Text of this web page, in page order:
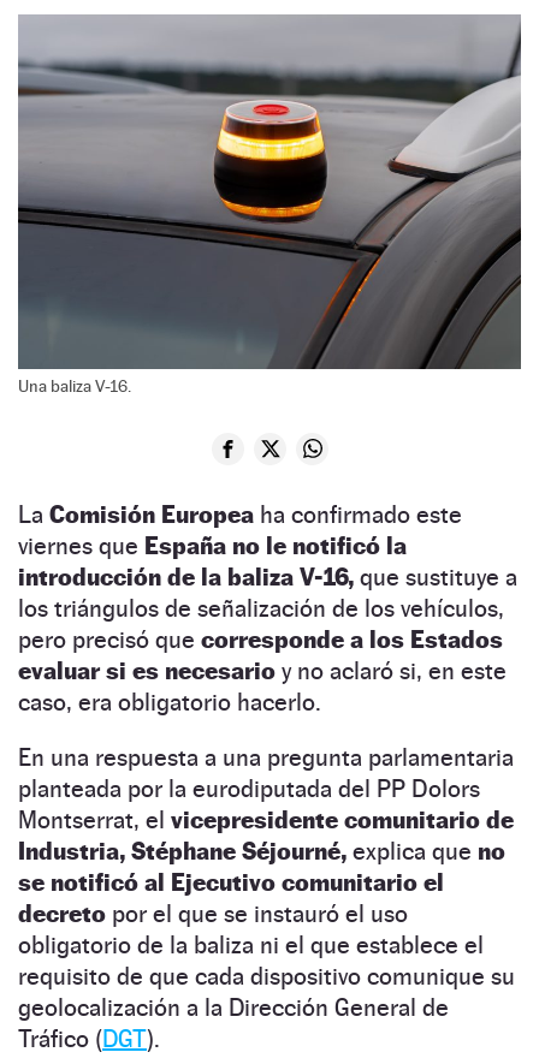
Una baliza V-16.
La Comisión Europea ha confirmado este
viernes que España no le notificó la
introducción de la baliza V-16, que sustituye a
los triángulos de señalización de los vehículos,
pero precisó que corresponde a los Estados
evaluar si es necesario y no aclaró si, en este
caso, era obligatorio hacerlo.
En una respuesta a una pregunta parlamentaria
planteada por la eurodiputada del PP Dolors
Montserrat, el vicepresidente comunitario de
Industria, Stéphane Séjourné, explica que no
se notificó al Ejecutivo comunitario el
decreto por el que se instauró el uso
obligatorio de la baliza ni el que establece el
requisito de que cada dispositivo comunique su
geolocalización a la Dirección General de
Tráfico (DGT).